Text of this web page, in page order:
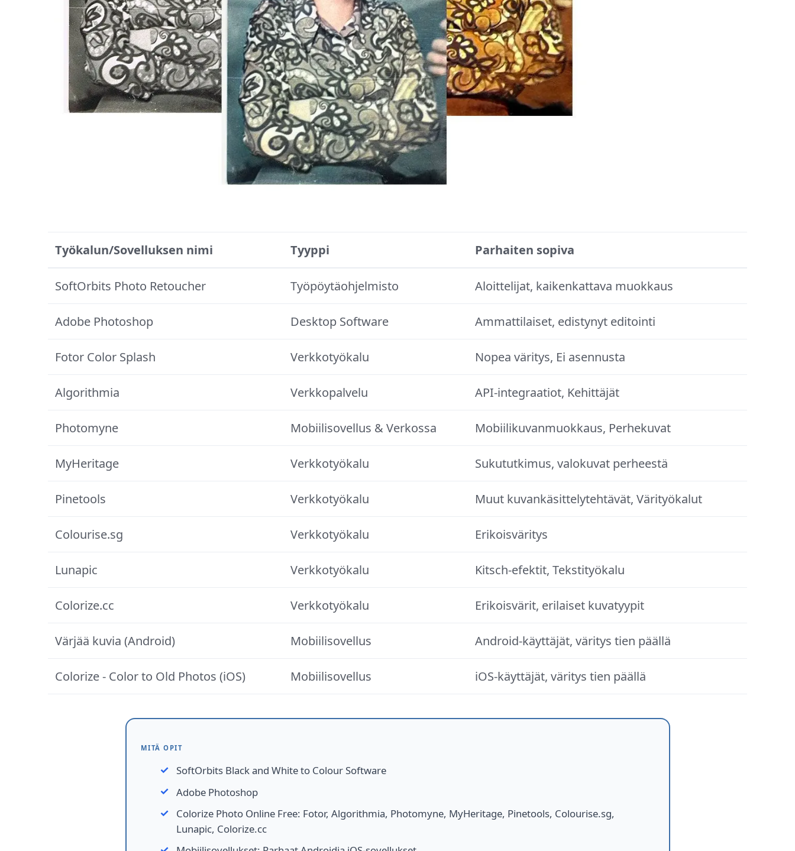
Työkalun/Sovelluksen nimi Tyyppi Parhaiten sopiva
SoftOrbits Photo Retoucher Työpöytäohjelmisto Aloittelijat, kaikenkattava muokkaus
Adobe Photoshop Desktop Software Ammattilaiset, edistynyt editointi
Fotor Color Splash Verkkotyökalu Nopea väritys, Ei asennusta
Algorithmia Verkkopalvelu API-integraatiot, Kehittäjät
Photomyne Mobiilisovellus & Verkossa Mobiilikuvanmuokkaus, Perhekuvat
MyHeritage Verkkotyökalu Sukututkimus, valokuvat perheestä
Pinetools Verkkotyökalu Muut kuvankäsittelytehtävät, Värityökalut
Colourise.sg Verkkotyökalu Erikoisväritys
Lunapic Verkkotyökalu Kitsch-efektit, Tekstityökalu
Colorize.cc Verkkotyökalu Erikoisvärit, erilaiset kuvatyypit
Värjää kuvia (Android) Mobiilisovellus Android-käyttäjät, väritys tien päällä
Colorize - Color to Old Photos (iOS) Mobiilisovellus iOS-käyttäjät, väritys tien päällä
MITÄ OPIT
SoftOrbits Black and White to Colour Software
Adobe Photoshop
Colorize Photo Online Free: Fotor, Algorithmia, Photomyne, MyHeritage, Pinetools, Colourise.sg,
Lunapic, Colorize.cc